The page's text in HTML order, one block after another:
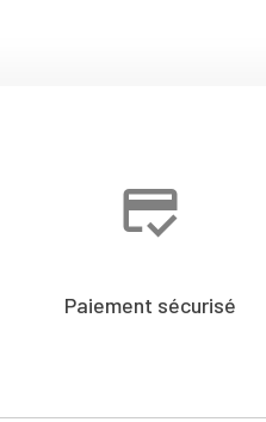
Paiement sécurisé